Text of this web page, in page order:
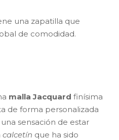
una zapatilla que
de comodidad.
malla Jacquard finísima
de forma personalizada
sensación de estar
calcetín que ha sido